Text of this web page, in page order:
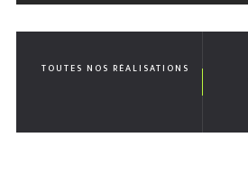
TOUTES NOS RÉALISATIONS